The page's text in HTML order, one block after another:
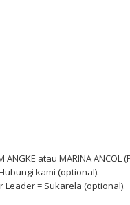
ANGKE atau MARINA ANCOL
kami (optional).
Leader = Sukarela (optional).